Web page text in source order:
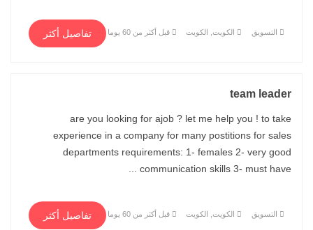
التسويق الكويت, الكويت قبل أكثر من 60 يوما تفاصيل أكثر
team leader
are you looking for ajob ? let me help you ! to take
experience in a company for many postitions for sales
departments requirements: 1- females 2- very good
communication skills 3- must have ...
التسويق الكويت, الكويت قبل أكثر من 60 يوما تفاصيل أكثر